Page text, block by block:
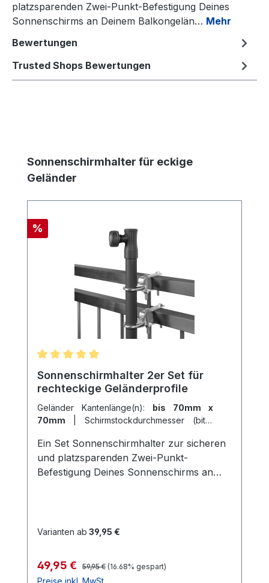
platzsparenden Zwei-Punkt-Befestigung Deines
Sonnenschirms an Deinem Balkongelän… Mehr
Bewertungen
Trusted Shops Bewertungen
Produktgalerie überspringen
Sonnenschirmhalter für eckige
Geländer
Rabatt
%
Durchschnittliche Bewertung von 4.95 von 5
Sonnenschirmhalter 2er Set für
rechteckige Geländerprofile
Geländer Kantenlänge(n): bis 70mm x
70mm
Ein Set Sonnenschirmhalter zur sicheren
und platzsparenden Zwei-Punkt-
Befestigung Deines Sonnenschirms an
bis zum Maximalmaß (z.B. 50mm)
schmalen Geländerstreben einwandfrei.
Die maximal mögliche Tiefe des Geländers
Varianten ab 39,95 €
Verkaufspreis:
49,95 € Regulärer Preis:
59,95 € (16.68% gespart)